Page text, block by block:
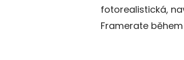
fotorealistická,
Framerate